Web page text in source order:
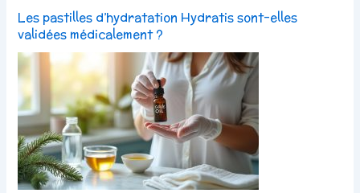
Les pastilles d’hydratation Hydratis sont-elles
validées médicalement ?